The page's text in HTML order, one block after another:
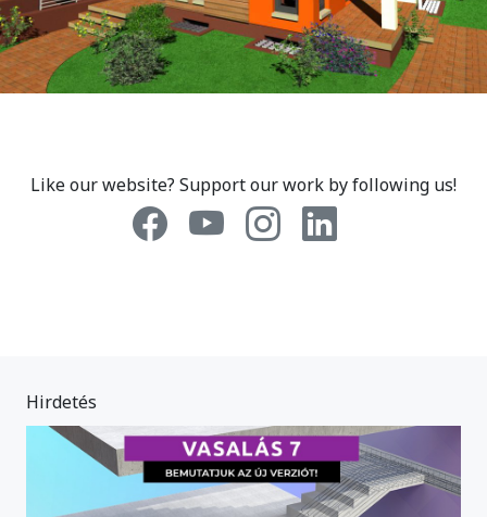
Like our website? Support our work by following us!
Hirdetés